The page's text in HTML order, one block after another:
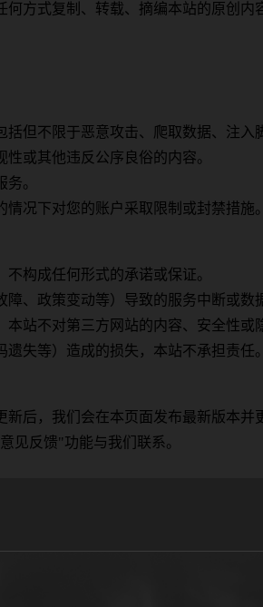
方式复制、转载、摘编本站的原创内
但不限于恶意攻击、爬取数据、注入
或其他违反公序良俗的内容。
。
况下对您的账户采取限制或封禁措施。
构成任何形式的承诺或保证。
、政策变动等）导致的服务中断或数
站不对第三方网站的内容、安全性或
失等）造成的损失，本站不承担责任。
后，我们会在本页面发布最新版本
见反馈"功能与我们联系。